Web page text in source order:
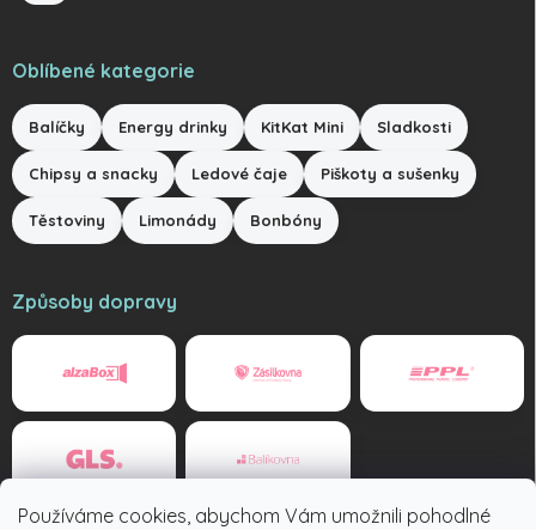
Používáme cookies, abychom Vám umožnili pohodlné
Oblíbené kategorie
Balíčky Energy drinky KitKat Mini Sladkosti
Chipsy a snacky Ledové čaje Piškoty a sušenky
Těstoviny Limonády Bonbóny
Způsoby dopravy